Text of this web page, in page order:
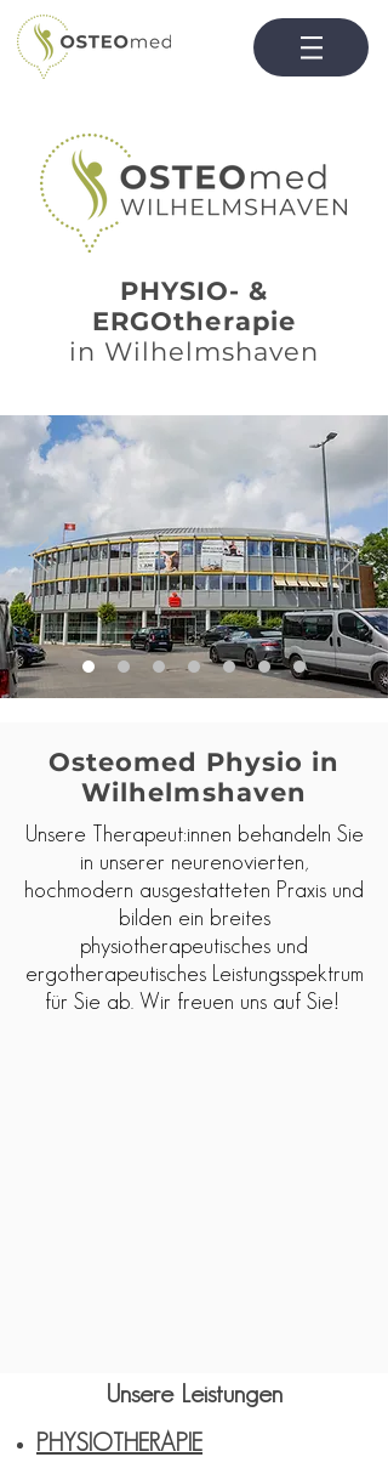
PHYSIO- &
ERGOtherapie
in Wilhelmshaven
Osteomed Physio in
Wilhelmshaven
Unsere Therapeut:innen behandeln Sie
in unserer neurenovierten,
hochmodern ausgestatteten Praxis und
bilden ein breites
physiotherapeutisches und
ergotherapeutisches Leistungsspektrum
für Sie ab. Wir freuen uns auf Sie!
Unsere Leistungen
PHYSIOTHERAPIE